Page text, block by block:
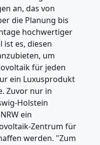
an, das von
die Planung bis
hochwertiger
ist es, diesen
um
für jeden
ein Luxusprodukt
Zuvor nur in
Holstein
ein
Zentrum für
werden. "Zum